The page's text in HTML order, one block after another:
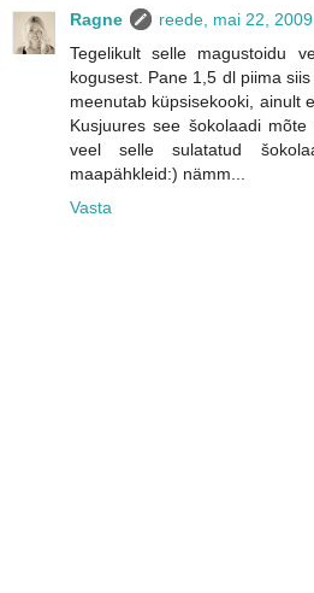
Ragne
reede, mai 22,
Tegelikult selle magustoidu
kogusest. Pane 1,5 dl piima
meenutab küpsisekooki, ainult
Kusjuures see šokolaadi
veel selle sulatatud
maapähkleid:) nämm...
Vasta